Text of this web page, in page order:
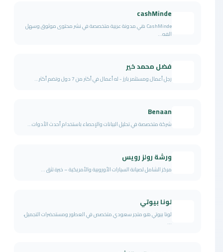
cashMinde
CashMinde هي مدونة عربية متخصصة في نشر محتوى موثوق وسهل
الفه...
فضل محمد خير
رجل أعمال ومستثمر بارز - له أعمال في أكثر من 7 دول وتضم أكثر...
Benaan
شركة متخصصة في تحليل البيانات والإحصاء باستخدام أحدث الأدوات...
ورشة رولز رويس
مركز الشامل لصيانة السيارات الأوروبية والأمريكية – خبرة تثق ...
لونا بيوتي
لونا بيوتي هو متجر سعودي متخصص في العطور ومستحضرات التجميل،
...